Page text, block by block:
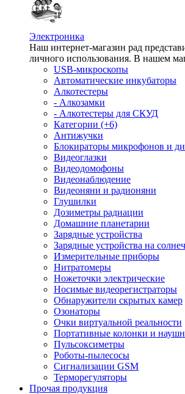
Электроника
Наш интернет-магазин рад
личного использования. В нашем
USB-микроскопы
Автоматические инкубаторы
Алкотестеры
- Алкозамки
- Алкотестеры для СКУД
Категории (+6)
Антижучки
Блокираторы микрофонов и
Видеоглазки
Видеодомофоны
Видеонаблюдение
Видеоняни и радионяни
Глушилки
Дозиметры радиации
Домашние планетарии
Зарядные устройства
Зарядные устройства на
Измерительные приборы
Нитратомеры
Ножеточки электрические
Носимые видеорегистраторы
Обнаружители скрытых камер
Озонаторы
Очки виртуальной реальности
Портативные колонки и
Пульсоксиметры
Роботы-пылесосы
Сигнализации GSM
Терморегуляторы
Прочая продукция